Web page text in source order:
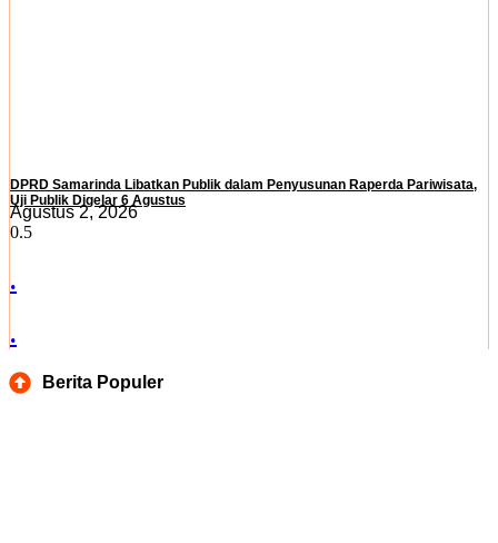
DPRD Samarinda Libatkan Publik dalam Penyusunan Raperda Pariwisata,
Uji Publik Digelar 6 Agustus
Agustus 2, 2026
.
.
Berita Populer